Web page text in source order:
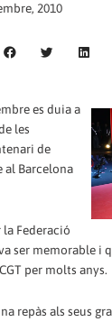
2010
es duia a
les
de
al Barcelona
Federació
ser memorable i
per molts anys.
repàs als seus